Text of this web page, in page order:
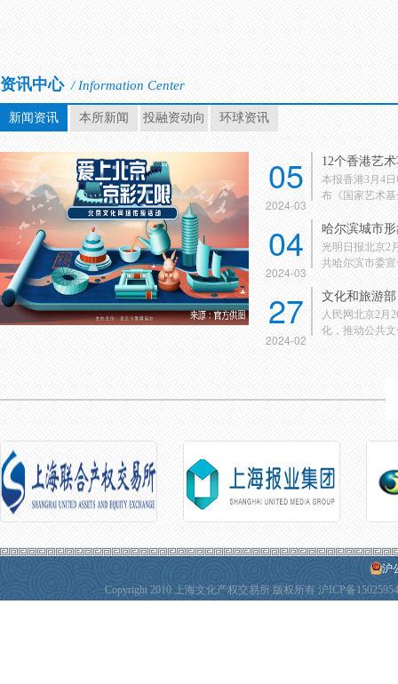
资讯中心 / Information Center
新闻资讯 本所新闻 投融资动向 环球资讯
05
2024-03
12个香港艺
本报香港3月4
布《国家艺术
04
2024-03
哈尔滨城市
光明日报北京2
共哈尔滨市委
27
2024-02
文化和旅游
人民网北京2月
化，推动公共
沪
Copyright 2010 上海文化产权交易所 版权所有沪ICP备